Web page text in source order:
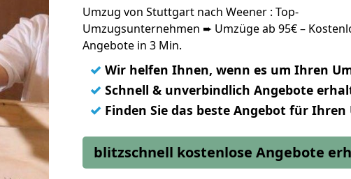
Umzug von Stuttgart nach Weener : Top-
Umzugsunternehmen ➨ Umzüge ab 95€ –
Angebote in 3 Min.
✓ Wir helfen Ihnen, wenn es um Ihren
✓ Schnell & unverbindlich Angebote
✓ Finden Sie das beste Angebot für Ihren
blitzschnell kostenlose Angebote